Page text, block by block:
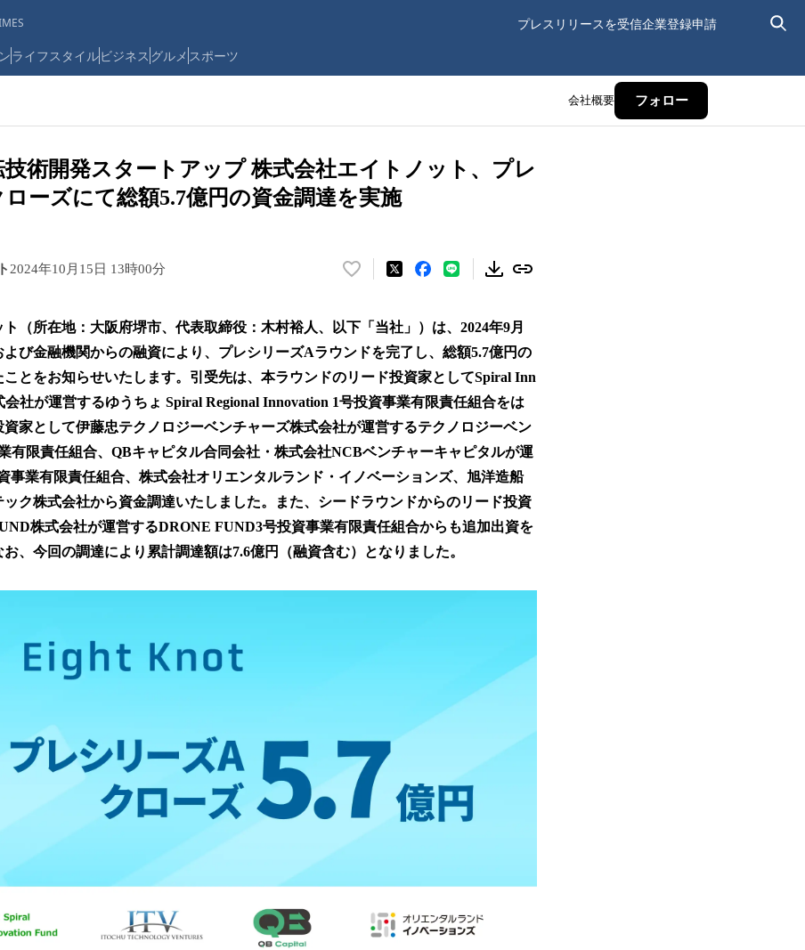
プレスリリースを受信企業登録申請
ライフスタイルビジネス グルメ スポーツ
会社概要 フォロー
術開発スタートアップ 株式会社エイトノット、プレ
ーズにて総額5.7億円の資金調達を実施
2024年10月15日 13時00分
い
！
数
を
み
込
み
で
す
（所在地：大阪府堺市、代表取締役：木村裕人、以下「当社」）は、2024年9月
び金融機関からの融資により、プレシリーズAラウンドを完了し、総額5.7億円の
とをお知らせいたします。引受先は、本ラウンドのリード投資家としてSpiral Inn
会社が運営するゆうちょ Spiral Regional Innovation 1号投資事業有限責任組合をは
資家として伊藤忠テクノロジーベンチャーズ株式会社が運営するテクノロジーベン
有限責任組合、QBキャピタル合同会社・株式会社NCBベンチャーキャピタルが運
事業有限責任組合、株式会社オリエンタルランド・イノベーションズ、旭洋造船
ク株式会社から資金調達いたしました。また、シードラウンドからのリード投資
株式会社が運営するDRONE FUND3号投資事業有限責任組合からも追加出資を
、今回の調達により累計調達額は7.6億円（融資含む）となりました。